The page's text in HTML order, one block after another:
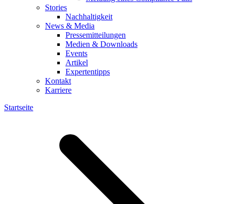
Stories
Nachhaltigkeit
News & Media
Pressemitteilungen
Medien & Downloads
Events
Artikel
Expertentipps
Kontakt
Karriere
Startseite